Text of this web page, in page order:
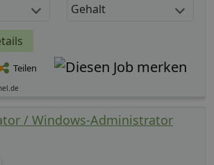
Gehalt
Teilen
/ Windows-Administrator